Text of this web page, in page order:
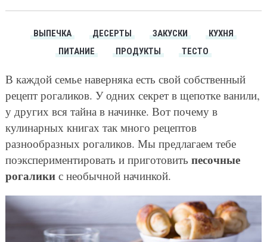
ВЫПЕЧКА ДЕСЕРТЫ ЗАКУСКИ
КУХНЯ
ПИТАНИЕ
ПРОДУКТЫ ТЕСТО
В каждой семье наверняка есть свой собственный
рецепт рогаликов. У одних секрет в щепотке ванили,
у других вся тайна в начинке. Вот почему в
кулинарных книгах так много рецептов
разнообразных рогаликов. Мы предлагаем тебе
поэкспериментировать и приготовить песочные
рогаликис необычной начинкой.